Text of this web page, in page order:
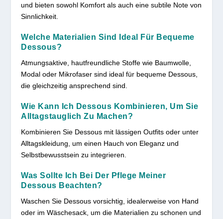
und bieten sowohl Komfort als auch eine subtile Note von
Sinnlichkeit.
Welche Materialien Sind Ideal Für Bequeme
Dessous?
Atmungsaktive, hautfreundliche Stoffe wie Baumwolle,
Modal oder Mikrofaser sind ideal für bequeme Dessous,
die gleichzeitig ansprechend sind.
Wie Kann Ich Dessous Kombinieren, Um Sie
Alltagstauglich Zu Machen?
Kombinieren Sie Dessous mit lässigen Outfits oder unter
Alltagskleidung, um einen Hauch von Eleganz und
Selbstbewusstsein zu integrieren.
Was Sollte Ich Bei Der Pflege Meiner
Dessous Beachten?
Waschen Sie Dessous vorsichtig, idealerweise von Hand
oder im Wäschesack, um die Materialien zu schonen und